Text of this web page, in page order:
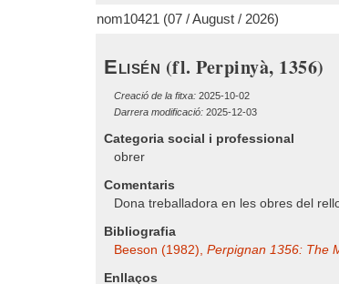
nom10421 (07 / August / 2026)
Elisén (fl. Perpinyà, 1356)
Creació de la fitxa: 2025-10-02
Darrera modificació: 2025-12-03
Categoria social i professional
obrer
Comentaris
Dona treballadora en les obres del
Bibliografia
Beeson (1982), Perpignan 1356: The
Enllaços